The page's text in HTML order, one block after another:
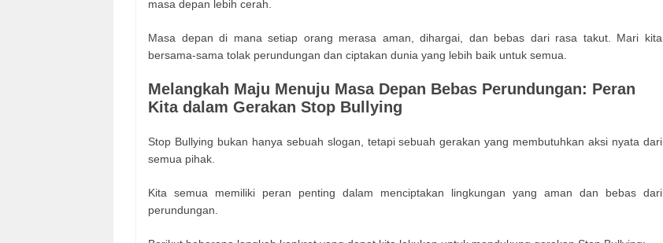
masa depan lebih cerah.
Masa depan di mana setiap orang merasa aman, dihargai, dan bebas dari rasa takut. Mari kita
bersama-sama tolak perundungan dan ciptakan dunia yang lebih baik untuk semua.
Melangkah Maju Menuju Masa Depan Bebas Perundungan: Peran
Kita dalam Gerakan Stop Bullying
Stop Bullying bukan hanya sebuah slogan, tetapi sebuah gerakan yang membutuhkan aksi nyata dari
semua pihak.
Kita semua memiliki peran penting dalam menciptakan lingkungan yang aman dan bebas dari
perundungan.